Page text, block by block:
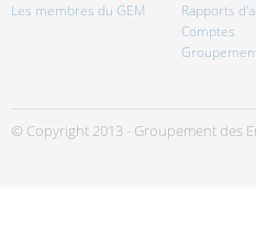
Les membres du GEM
Rapports
Comptes
© Copyright 2013 - Groupement des